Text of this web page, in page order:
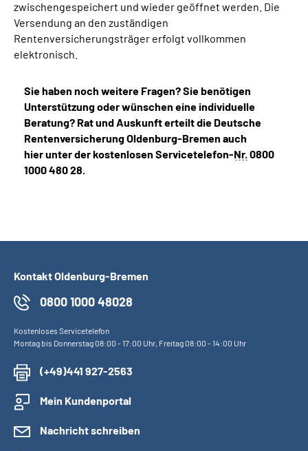
zwischengespeichert und wieder geöffnet werden. Die
Versendung an den zuständigen
Rentenversicherungsträger erfolgt vollkommen
elektronisch.
Sie haben noch weitere Fragen? Sie benötigen
Unterstützung oder wünschen eine individuelle
Beratung? Rat und Auskunft erteilt die Deutsche
Rentenversicherung Oldenburg-Bremen auch
hier unter der kostenlosen Servicetelefon-Nr.0800
1000 480 28.
Kontakt Oldenburg-Bremen
0800 1000 48028
Kostenloses Servicetelefon
Montag bis Donnerstag 08:00 - 17:00 Uhr, Freitag 08:00 - 14:00 Uhr
(+49)441 927-2563
Mein Kundenportal
Nachricht schreiben